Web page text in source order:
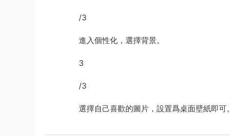
/3
進入個性化，選擇背景。
3
/3
選擇自己喜歡的圖片，設置爲桌面壁紙即可。